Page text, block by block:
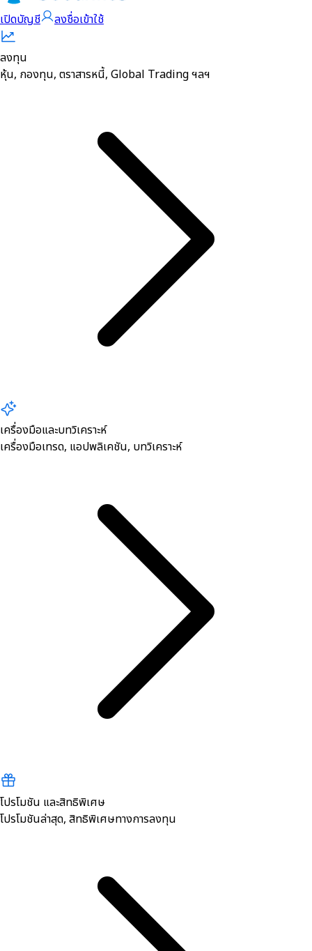
เปิดบัญชี ลงชื่อเข้าใช้
ลงทุน
หุ้น, กองทุน, ตราสารหนี้, Global Trading ฯลฯ
เครื่องมือและบทวิเคราะห์
เครื่องมือเทรด, ​แอปพลิเคชัน, บทวิเคราะห์
โปรโมชัน และสิทธิพิเศษ
โปรโมชันล่าสุด, สิทธิพิเศษทางการลงทุน